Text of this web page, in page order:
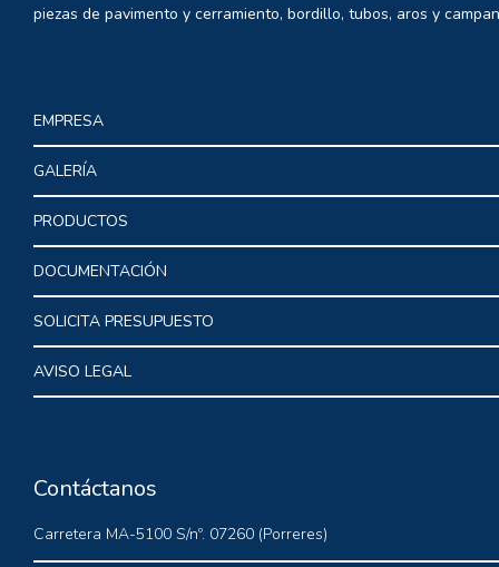
piezas de pavimento y cerramiento, bordillo, tubos, aros y
EMPRESA
GALERÍA
PRODUCTOS
DOCUMENTACIÓN
SOLICITA PRESUPUESTO
AVISO LEGAL
Contáctanos
Carretera MA-5100 S/nº. 07260 (Porreres)